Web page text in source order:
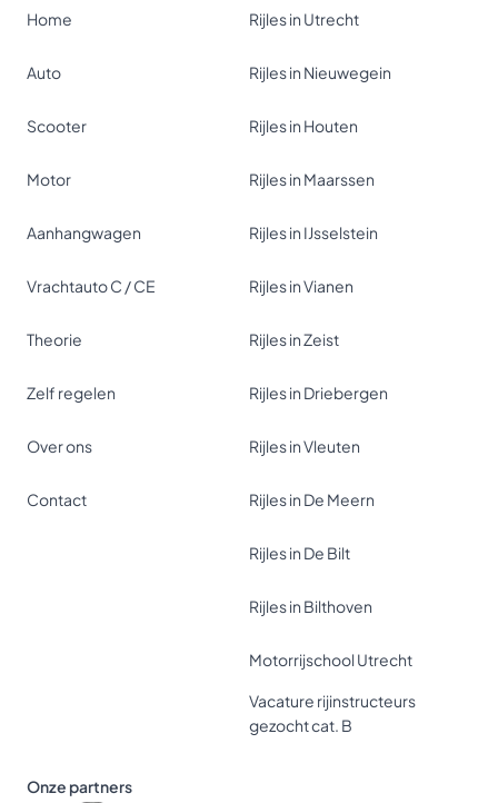
Home
Auto
Scooter
Motor
Aanhangwagen
Vrachtauto C / CE
Theorie
Zelf regelen
Over ons
Contact
Rijles in Utrecht
Rijles in Nieuwegein
Rijles in Houten
Rijles in Maarssen
Rijles in IJsselstein
Rijles in Vianen
Rijles in Zeist
Rijles in Driebergen
Rijles in Vleuten
Rijles in De Meern
Rijles in De Bilt
Rijles in Bilthoven
Motorrijschool Utrecht
Vacature rijinstructeurs
gezocht cat. B
Onze partners